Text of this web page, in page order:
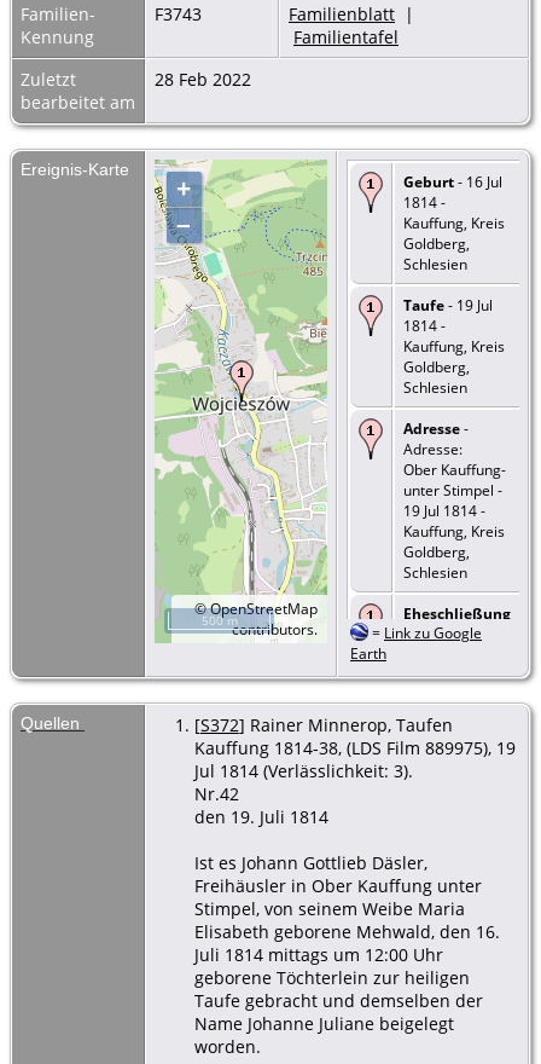
Familien-
Kennung
F3743 Familienblatt |
Familientafel
Zuletzt
bearbeitet am
28 Feb 2022
Ereignis-Karte
+
–
©OpenStreetMap
contributors.
500 m
Geburt- 16 Jul
1814 -
Kauffung, Kreis
Goldberg,
Schlesien
Taufe- 19 Jul
1814 -
Kauffung, Kreis
Goldberg,
Schlesien
Adresse-
Adresse:
Ober Kauffung-
unter Stimpel -
19 Jul 1814 -
Kauffung, Kreis
Goldberg,
Schlesien
Eheschließung
- Typ: Ehe - 23
Kauffung, Kreis
Schlesien
= Link zu Google
Earth
Quellen [S372] Rainer Minnerop, Taufen
Kauffung 1814-38, (LDS Film 889975), 19
Jul 1814 (Verlässlichkeit: 3).
Nr.42
den 19. Juli 1814
Ist es Johann Gottlieb Däsler,
Freihäusler in Ober Kauffung unter
Stimpel, von seinem Weibe Maria
Elisabeth geborene Mehwald, den 16.
Juli 1814 mittags um 12:00 Uhr
geborene Töchterlein zur heiligen
Taufe gebracht und demselben der
Name Johanne Juliane beigelegt
worden.